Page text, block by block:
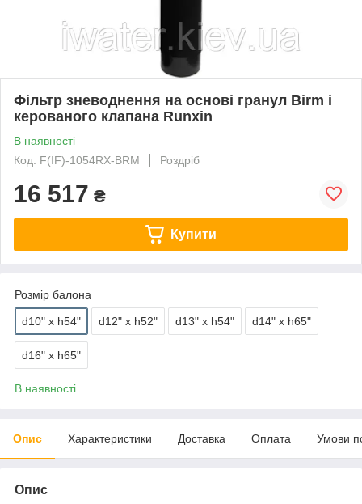
Фільтр зневоднення на основі гранул Birm і
керованого клапана Runxin
В наявності
Код: F(IF)-1054RX-BRM
Роздріб
16 517 ₴
Купити
Розмір балона
d10" x h54" d12" x h52" d13" x h54" d14" x h65"
d16" x h65"
В наявності
Опис Характеристики Доставка Оплата Умови
Опис